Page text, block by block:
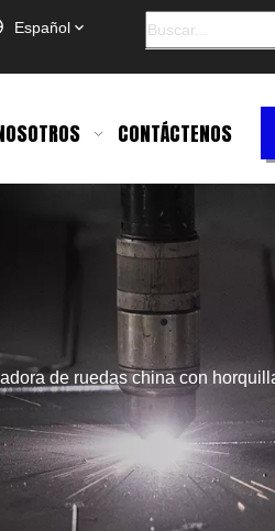
Español
CONTÁCTENOS
de ruedas china con